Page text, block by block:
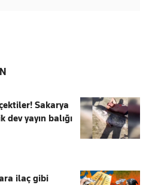
Sakarya
yayın balığı
ilaç gibi